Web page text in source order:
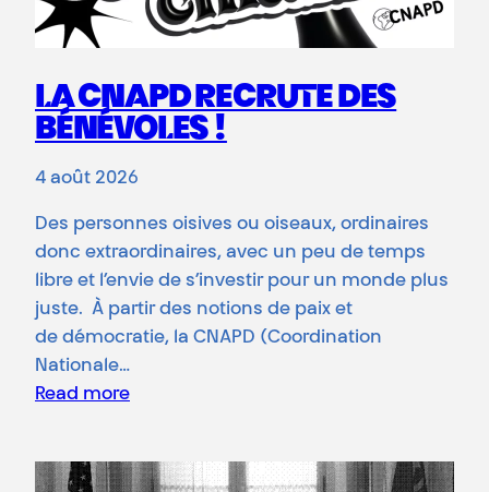
LA CNAPD RECRUTE DES
BÉNÉVOLES !
4 août 2026
Des personnes oisives ou oiseaux, ordinaires
donc extraordinaires, avec un peu de temps
libre et l’envie de s’investir pour un monde plus
juste. À partir des notions de paix et
de démocratie, la CNAPD (Coordination
Nationale…
Read more